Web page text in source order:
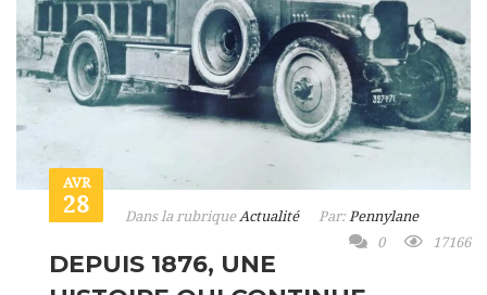
AVR
28 Dans la rubriqueActualité Par: Pennylane
0
17166
DEPUIS 1876, UNE